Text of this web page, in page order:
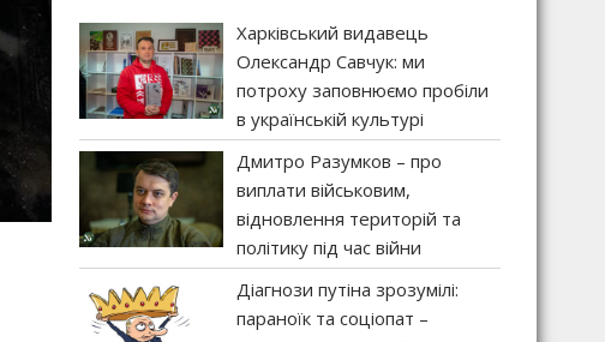
Харківський видавець
Олександр Савчук: ми
потроху заповнюємо пробіли
в українській культурі
Дмитро Разумков – про
виплати військовим,
відновлення територій та
політику під час війни
Діагнози путіна зрозумілі:
параноїк та соціопат –